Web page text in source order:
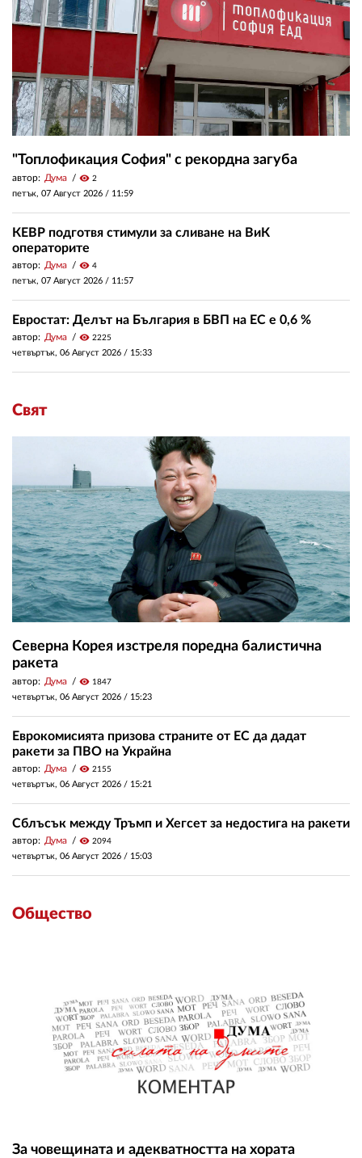
"Топлофикация София" с рекордна загуба
автор: Дума visibility 2
петък, 07 Август 2026 / 11:59
КЕВР подготвя стимули за сливане на ВиК
операторите
автор: Дума visibility 4
петък, 07 Август 2026 / 11:57
Евростат: Делът на България в БВП на ЕС е 0,6 %
автор: Дума visibility 2225
четвъртък, 06 Август 2026 / 15:33
Свят
Северна Корея изстреля поредна балистична
ракета
автор: Дума visibility 1847
четвъртък, 06 Август 2026 / 15:23
Еврокомисията призова страните от ЕС да дадат
ракети за ПВО на Украйна
автор: Дума visibility 2155
четвъртък, 06 Август 2026 / 15:21
Сблъсък между Тръмп и Хегсет за недостига на ракети
автор: Дума visibility 2094
четвъртък, 06 Август 2026 / 15:03
Общество
За човещината и адекватността на хората